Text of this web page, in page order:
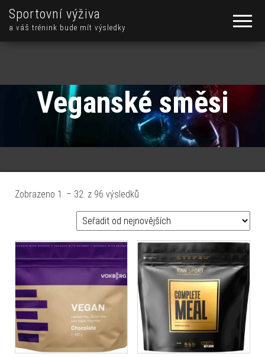
Sportovní výživa
a váš trénink bude mít výsledky
Veganské směsi
Zobrazeno 1. – 32. z 96 výsledků